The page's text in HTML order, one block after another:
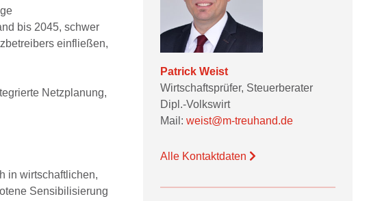
bis 2045, schwer
einfließen,
Netzplanung,
in wirtschaftlichen,
Sensibilisierung
Patrick Weist
Wirtschaftsprüfer, Steuerberater
Dipl.-Volkswirt
Mail: weist@m-treuhand.de
Alle Kontaktdaten